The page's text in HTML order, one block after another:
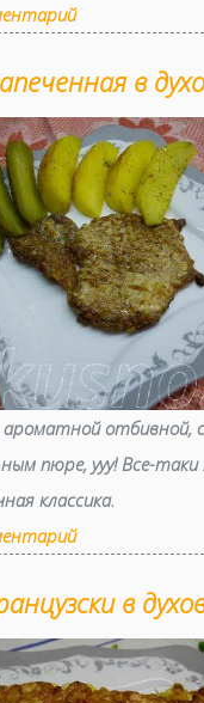
в
ароматной отбивной,
пюре, ууу! Все-таки
классика.
в